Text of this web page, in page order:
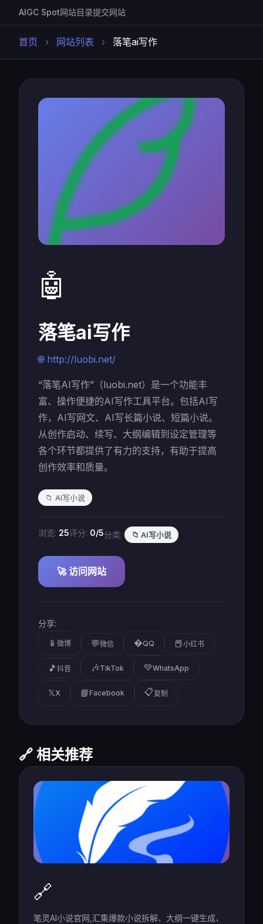
AIGC Spot网站目录提交网站
首页 › 网站列表 › 落笔ai写作
🤖
落笔ai写作
🌐 http://luobi.net/
“落笔AI写作”（luobi.net）是一个功能丰
富、操作便捷的AI写作工具平台。包括AI写
作，AI写网文、AI写长篇小说、短篇小说。
从创作启动、续写、大纲编辑到设定管理等
各个环节都提供了有力的支持，有助于提高
创作效率和质量。
📁 AI写小说
浏览: 25评分: 0/5分类: 📁 AI写小说
🚀 访问网站
分享:
📱 微博 💬微信 �QQ 📕 小红书
🎵 抖音 🎶TikTok 💚WhatsApp
𝕏X 📘Facebook 📋复制
🔗 相关推荐
🔗
笔灵AI小说官网,汇集爆款小说拆解、大纲一键生成、